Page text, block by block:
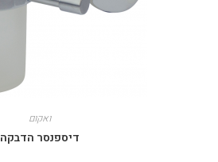
ואקום
דיספנסר הדבקה